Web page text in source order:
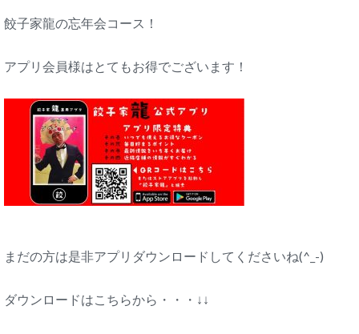
餃子家龍の忘年会コース！
アプリ会員様はとてもお得でございます！
まだの方は是非アプリダウンロードしてくださいね(^_-)
ダウンロードはこちらから・・・↓↓